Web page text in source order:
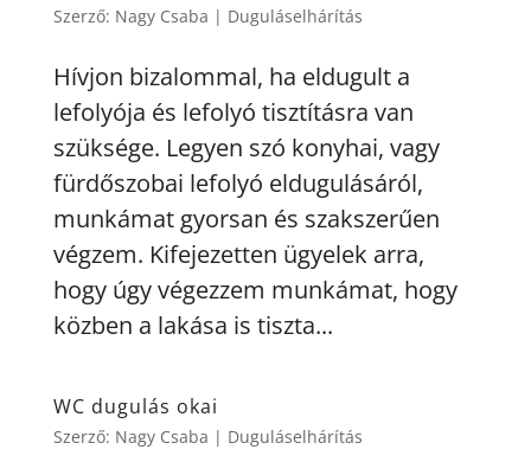
Szerző: Nagy Csaba | Duguláselhárítás
Hívjon bizalommal, ha eldugult a
lefolyója és lefolyó tisztításra van
szüksége. Legyen szó konyhai, vagy
fürdőszobai lefolyó eldugulásáról,
munkámat gyorsan és szakszerűen
végzem. Kifejezetten ügyelek arra,
hogy úgy végezzem munkámat, hogy
közben a lakása is tiszta...
WC dugulás okai
Szerző: Nagy Csaba | Duguláselhárítás